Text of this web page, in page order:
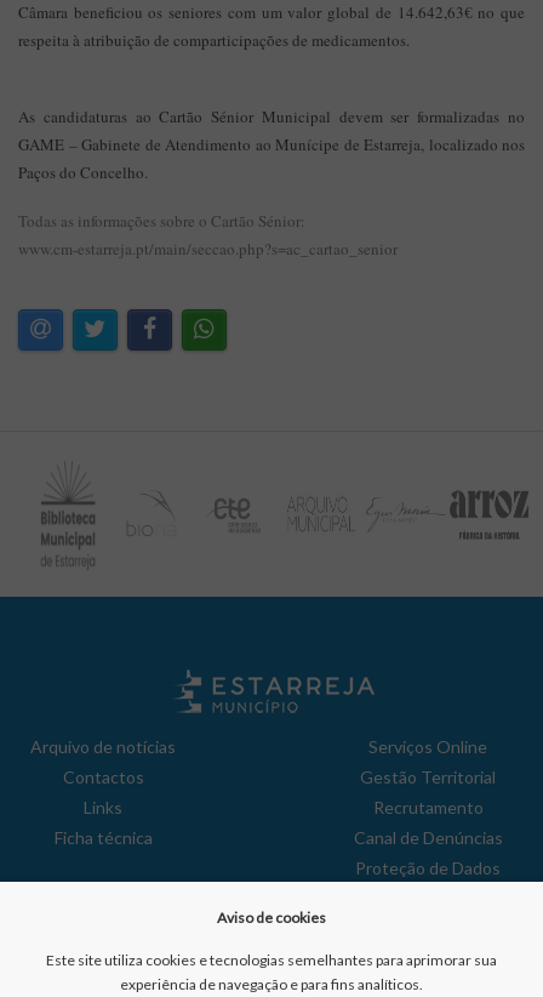
Câmara beneficiou os seniores com um valor global de 14.642,63€ no que
respeita à atribuição de comparticipações de medicamentos.
As candidaturas ao Cartão Sénior Municipal devem ser formalizadas no
GAME – Gabinete de Atendimento ao Munícipe de Estarreja, localizado nos
Paços do Concelho.
Todas as informações sobre o Cartão Sénior:
www.cm-estarreja.pt/main/seccao.php?s=ac_cartao_senior
Arquivo de notícias
Contactos
Links
Ficha técnica
Serviços Online
Gestão Territorial
Recrutamento
Canal de Denúncias
Proteção de Dados
Reclamações
Aviso de cookies
Este site utiliza cookies e tecnologias semelhantes para aprimorar sua
experiência de navegação e para fins analíticos.